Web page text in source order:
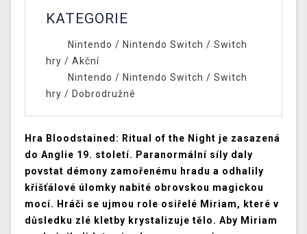
KATEGORIE
Nintendo / Nintendo Switch / Switch
hry / Akční
Nintendo / Nintendo Switch / Switch
hry / Dobrodružné
Hra Bloodstained: Ritual of the Night je zasazená
do Anglie 19. století. Paranormální síly daly
povstat démony zamořenému hradu a odhalily
křišťálové úlomky nabité obrovskou magickou
mocí. Hráči se ujmou role osiřelé Miriam, které v
důsledku zlé kletby krystalizuje tělo. Aby Miriam